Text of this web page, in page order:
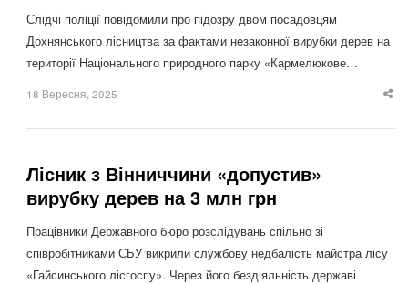
Слідчі поліції повідомили про підозру двом посадовцям
Дохнянського лісництва за фактами незаконної вирубки дерев на
території Національного природного парку «Кармелюкове…
18 Вересня, 2025
Лісник з Вінниччини «допустив»
вирубку дерев на 3 млн грн
Працівники Державного бюро розслідувань спільно зі
співробітниками СБУ викрили службову недбалість майстра лісу
«Гайсинського лісгоспу». Через його бездіяльність державі